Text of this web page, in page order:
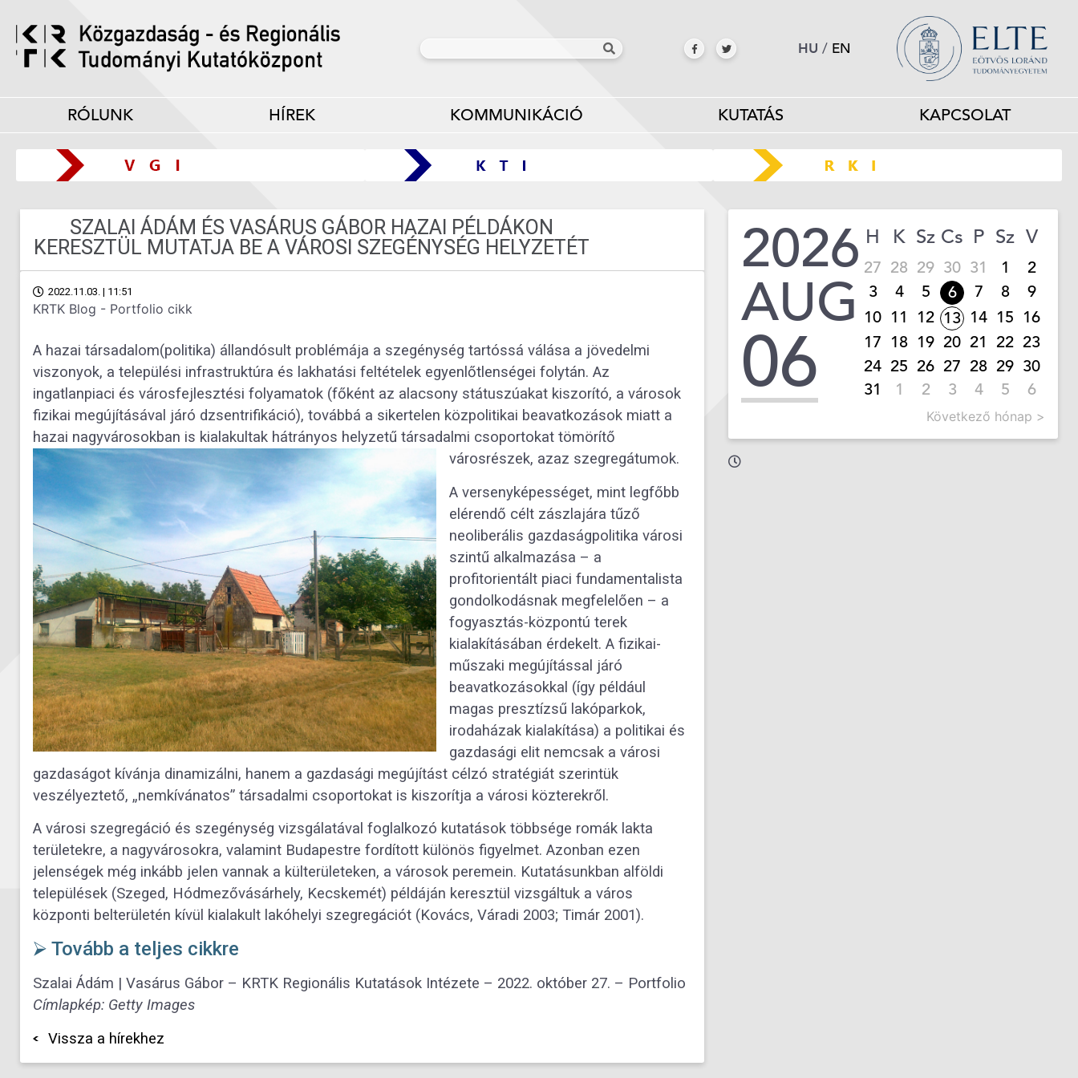
HU / EN
RÓLUNK HÍREK KOMMUNIKÁCIÓ KUTATÁS KAPCSOLAT
SZALAI ÁDÁM ÉS VASÁRUS GÁBOR HAZAI PÉLDÁKON
KERESZTÜL MUTATJA BE A VÁROSI SZEGÉNYSÉG HELYZETÉT
2022.11.03. | 11:51
KRTK Blog - Portfolio cikk
A hazai társadalom(politika) állandósult problémája a szegénység tartóssá válása a jövedelmi
viszonyok, a települési infrastruktúra és lakhatási feltételek egyenlőtlenségei folytán. Az
ingatlanpiaci és városfejlesztési folyamatok (főként az alacsony státuszúakat kiszorító, a városok
fizikai megújításával járó dzsentrifikáció), továbbá a sikertelen közpolitikai beavatkozások miatt a
hazai nagyvárosokban is kialakultak hátrányos helyzetű társadalmi csoportokat tömörítő
városrészek, azaz szegregátumok.
A versenyképességet, mint legfőbb
elérendő célt zászlajára tűző
neoliberális gazdaságpolitika városi
szintű alkalmazása – a
profitorientált piaci fundamentalista
gondolkodásnak megfelelően – a
fogyasztás-központú terek
kialakításában érdekelt. A fizikai-
műszaki megújítással járó
beavatkozásokkal (így például
magas presztízsű lakóparkok,
irodaházak kialakítása) a politikai és
gazdasági elit nemcsak a városi
gazdaságot kívánja dinamizálni, hanem a gazdasági megújítást célzó stratégiát szerintük
veszélyeztető, „nemkívánatos” társadalmi csoportokat is kiszorítja a városi közterekről.
A városi szegregáció és szegénység vizsgálatával foglalkozó kutatások többsége romák lakta
területekre, a nagyvárosokra, valamint Budapestre fordított különös figyelmet. Azonban ezen
jelenségek még inkább jelen vannak a külterületeken, a városok peremein. Kutatásunkban alföldi
települések (Szeged, Hódmezővásárhely, Kecskemét) példáján keresztül vizsgáltuk a város
központi belterületén kívül kialakult lakóhelyi szegregációt (Kovács, Váradi 2003; Timár 2001).
⮚ Tovább a teljes cikkre
Szalai Ádám | Vasárus Gábor – KRTK Regionális Kutatások Intézete – 2022. október 27. – Portfolio
Címlapkép: Getty Images
Vissza a hírekhez
2026
AUG
06
H K Sz Cs P Sz V
27 28 29 30 31 1
2
3
4 5 6 7 8
9
10 11 12 13 14 15 16
17 18 19 20 21 22 23
24 25 26 27 28 29 30
31
1 2 3 4 5 6
Következő hónap >